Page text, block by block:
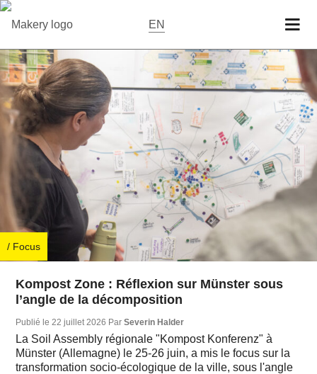
EN
/ Focus
Kompost Zone : Réflexion sur Münster sous
l’angle de la décomposition
Publié le 22 juillet 2026 ParSeverin Halder
La Soil Assembly régionale "Kompost Konferenz" à
Münster (Allemagne) le 25-26 juin, a mis le focus sur la
transformation socio-écologique de la ville, sous l'angle